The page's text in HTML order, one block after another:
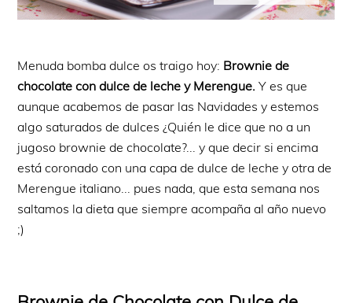
Menuda bomba dulce os traigo hoy: Brownie de
chocolate con dulce de leche y Merengue. Y es que
aunque acabemos de pasar las Navidades y estemos
algo saturados de dulces ¿Quién le dice que no a un
jugoso brownie de chocolate?... y que decir si encima
está coronado con una capa de dulce de leche y otra de
Merengue italiano... pues nada, que esta semana nos
saltamos la dieta que siempre acompaña al año nuevo
;)